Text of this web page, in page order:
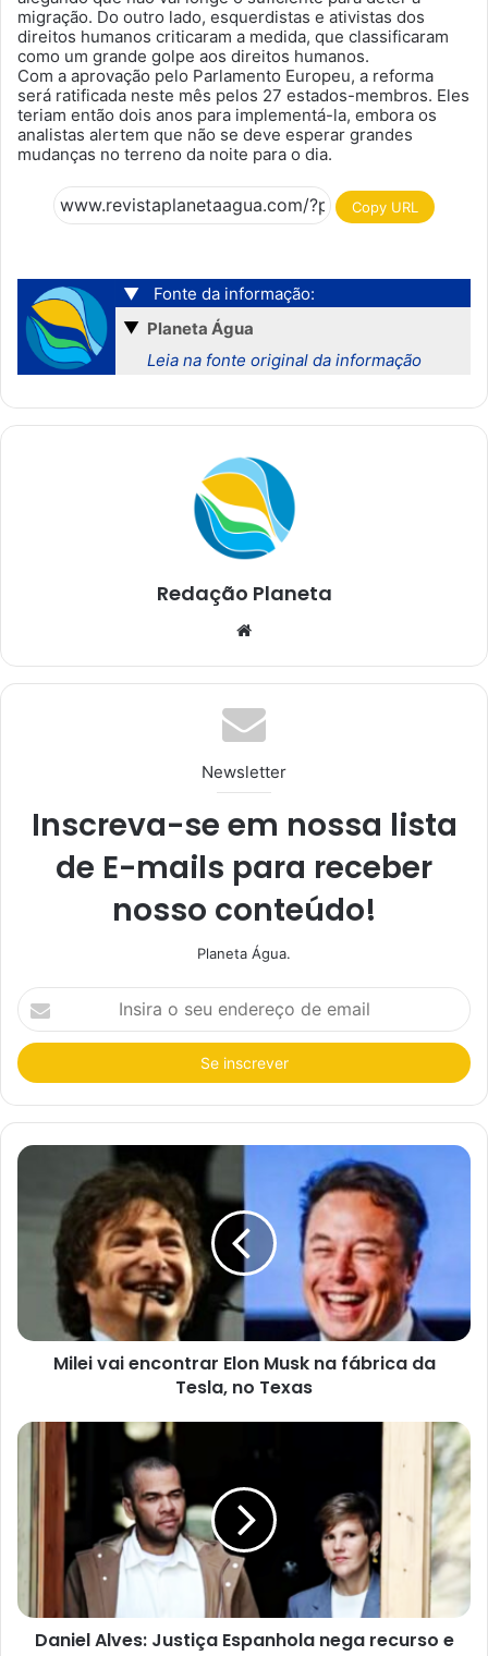
migração. Do outro lado, esquerdistas e ativistas dos
direitos humanos criticaram a medida, que classificaram
como um grande golpe aos direitos humanos.
Com a aprovação pelo Parlamento Europeu, a reforma
será ratificada neste mês pelos 27 estados-membros. Eles
teriam então dois anos para implementá-la, embora os
analistas alertem que não se deve esperar grandes
mudanças no terreno da noite para o dia.
Copy URL
▼
Fonte da informação:
▼ Planeta Água
Leia na fonte original da informação
Redação Planeta
te
Newsletter
Inscreva-se em nossa lista
de E-mails para receber
nosso conteúdo!
Planeta Água.
I
n
i
r
a
o
s
u
e
e
Milei vai encontrar Elon Musk na fábrica da
Tesla, no Texas
Daniel Alves: Justiça Espanhola nega recurso e